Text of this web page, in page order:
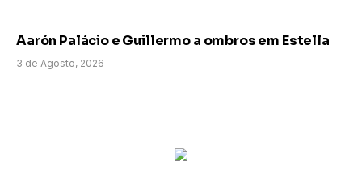
Aarón Palácio e Guillermo a ombros em Estella
3 de Agosto, 2026